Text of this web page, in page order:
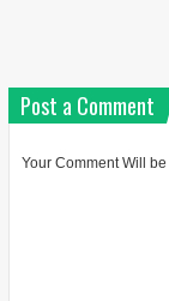
Post a Comment
Your Comment Will